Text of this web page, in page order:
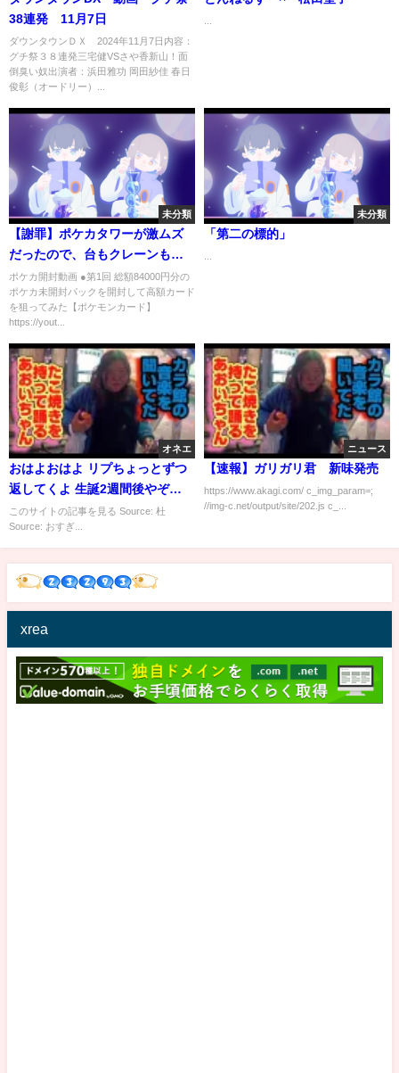
38連発 11月7日
ダウンタウンＤＸ 2024年11月7日内容：
グチ祭３８連発三宅健VSさや香新山！面
倒臭い奴出演者：浜田雅功 岡田紗佳 春日
俊彰（オードリー）...
...
未分類
【謝罪】ポケカタワーが激ムズ
だったので、台もクレーンもぶ
っ壊してみたww【クレーンゲー
ム】
ポケカ開封動画 ●第1回 総額84000円分の
ポケカ未開封パックを開封して高額カード
を狙ってみた【ポケモンカード】
https://yout...
未分類
「第二の標的」
オネエ
おはよおはよ リプちょっとずつ
返してくよ 生誕2週間後やぞ…
このサイトの記事を見る Source: 杜
Source: おすぎ...
ニュース
【速報】ガリガリ君 新味発売
https://www.akagi.com/ c_img_param=;
//img-c.net/output/site/202.js c_...
xrea